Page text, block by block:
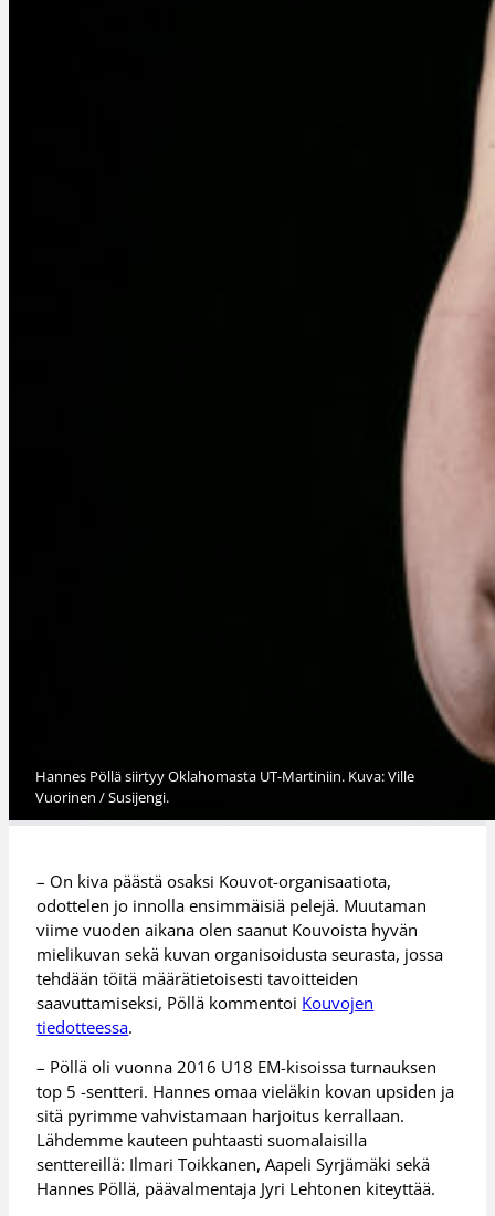
Hannes Pöllä siirtyy Oklahomasta UT-Martiniin. Kuva: Ville
Vuorinen / Susijengi.
– On kiva päästä osaksi Kouvot-organisaatiota,
odottelen jo innolla ensimmäisiä pelejä. Muutaman
viime vuoden aikana olen saanut Kouvoista hyvän
mielikuvan sekä kuvan organisoidusta seurasta, jossa
tehdään töitä määrätietoisesti tavoitteiden
saavuttamiseksi, Pöllä kommentoi Kouvojen
tiedotteessa.
– Pöllä oli vuonna 2016 U18 EM-kisoissa turnauksen
top 5 -sentteri. Hannes omaa vieläkin kovan upsiden ja
sitä pyrimme vahvistamaan harjoitus kerrallaan.
Lähdemme kauteen puhtaasti suomalaisilla
senttereillä: Ilmari Toikkanen, Aapeli Syrjämäki sekä
Hannes Pöllä, päävalmentaja Jyri Lehtonen kiteyttää.